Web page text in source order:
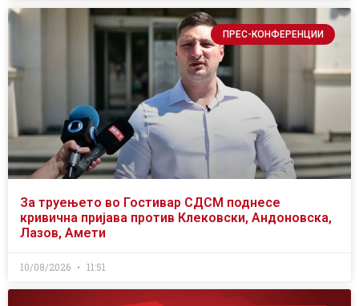
ПРЕС-КОНФЕРЕНЦИИ
За труењето во Гостивар СДСМ поднесе
кривична пријава против Клековски, Андоновска,
Лазов, Амети
10/08/2026 11:51